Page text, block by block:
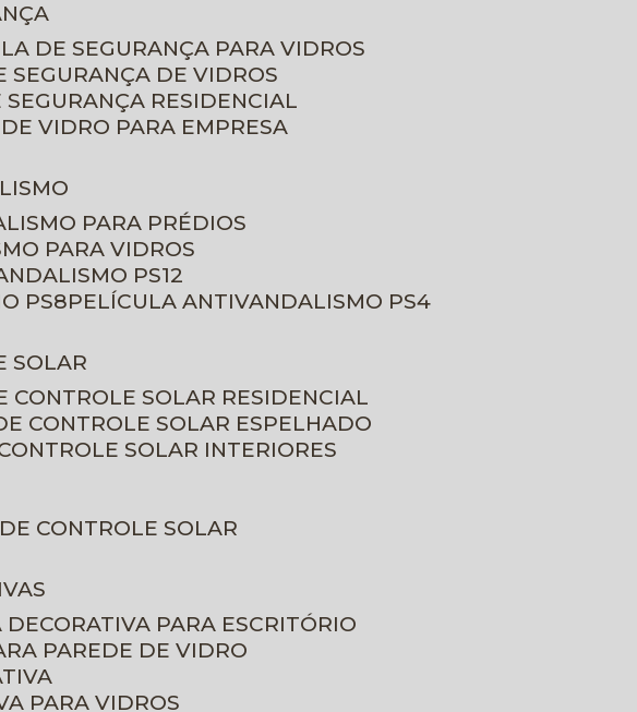
DE SEGURANÇA PARA VIDROS
SEGURANÇA DE VIDROS
SEGURANÇA RESIDENCIAL
VIDRO PARA EMPRESA
PARA PRÉDIOS
PARA VIDROS
PS12
PS8
PELÍCULA ANTIVANDALISMO PS4
SOLAR
CONTROLE SOLAR RESIDENCIAL
CONTROLE SOLAR ESPELHADO
SOLAR INTERIORES
DE CONTROLE SOLAR
DECORATIVA PARA ESCRITÓRIO
PAREDE DE VIDRO
PARA VIDROS